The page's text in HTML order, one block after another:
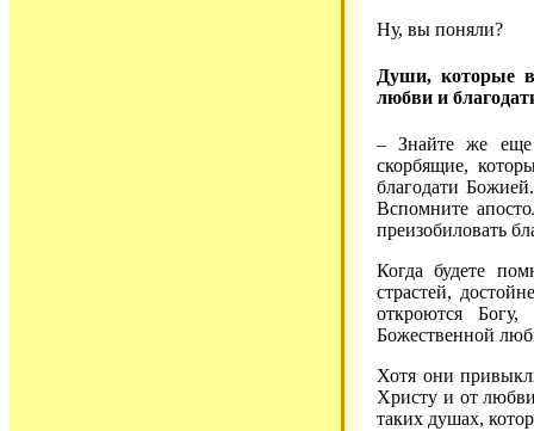
Ну, вы поняли?
Души, которые в
любви и
– Знайте же
скорбящие,
благодати
Вспомните
преизобиловать
Когда будете
страстей,
откроются
Божественной
Хотя они
Христу и от
таких душах,